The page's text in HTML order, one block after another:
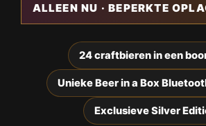
ALLEEN NU · BEPERKTE
24 craftbieren in een
Unieke Beer in a Box
Exclusieve Silver